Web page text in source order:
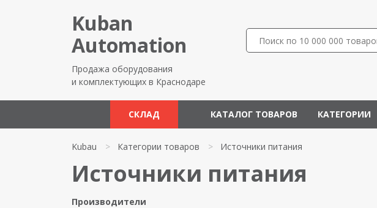
Kuban
Automation
Продажа оборудования
и комплектующих в Краснодаре
СКЛАД КАТАЛОГ ТОВАРОВ КАТЕГОРИИ
Kubau > Категории товаров > Источники питания
Источники питания
Производители